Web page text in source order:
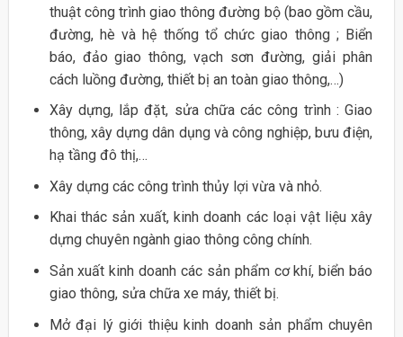
thuật công trình giao thông đường bộ (bao gồm cầu,
đường, hè và hệ thống tổ chức giao thông ; Biển
báo, đảo giao thông, vạch sơn đường, giải phân
cách luồng đường, thiết bị an toàn giao thông,…)
Xây dựng, lắp đặt, sửa chữa các công trình : Giao
thông, xây dựng dân dụng và công nghiệp, bưu điện,
hạ tầng đô thị,…
Xây dựng các công trình thủy lợi vừa và nhỏ.
Khai thác sản xuất, kinh doanh các loại vật liệu xây
dựng chuyên ngành giao thông công chính.
Sản xuất kinh doanh các sản phẩm cơ khí, biển báo
giao thông, sửa chữa xe máy, thiết bị.
Mở đại lý giới thiệu kinh doanh sản phẩm chuyên